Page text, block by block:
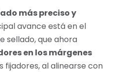
más preciso y
avance está en el
sellado, que ahora
en los márgenes
fijadores, al alinearse con